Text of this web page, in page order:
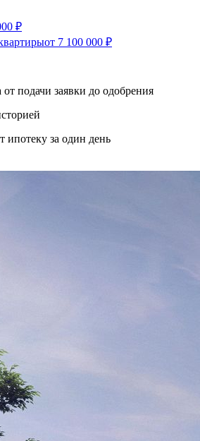
₽
от 7 100 000 ₽
подачи заявки до одобрения
ипотеку за один день